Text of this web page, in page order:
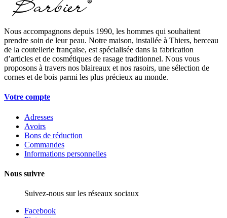
Nous accompagnons depuis 1990, les hommes qui souhaitent
prendre soin de leur peau. Notre maison, installée à Thiers, berceau
de la coutellerie française, est spécialisée dans la fabrication
d’articles et de cosmétiques de rasage traditionnel. Nous vous
proposons à travers nos blaireaux et nos rasoirs, une sélection de
cornes et de bois parmi les plus précieux au monde.
Votre compte
Adresses
Avoirs
Bons de réduction
Commandes
Informations personnelles
Nous suivre
Suivez-nous sur les réseaux sociaux
Facebook